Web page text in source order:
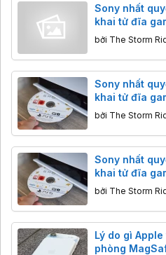
Sony nhất
khai tử đĩa
chay
bởi The Storm
Sony nhất
khai tử đĩa
chay
bởi The Storm
Sony nhất
khai tử đĩa
chay
bởi The Storm
Lý do gì
phòng